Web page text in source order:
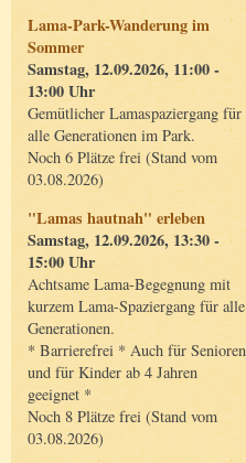
Lama-Park-Wanderung im
Sommer
Samstag, 12.09.2026, 11:00 -
13:00 Uhr
Gemütlicher Lamaspaziergang für
alle Generationen im Park.
Noch 6 Plätze frei (Stand vom
03.08.2026)
"Lamas hautnah" erleben
Samstag, 12.09.2026, 13:30 -
15:00 Uhr
Achtsame Lama-Begegnung mit
kurzem Lama-Spaziergang für alle
Generationen.
* Barrierefrei * Auch für Senioren
und für Kinder ab 4 Jahren
geeignet *
Noch 8 Plätze frei (Stand vom
03.08.2026)